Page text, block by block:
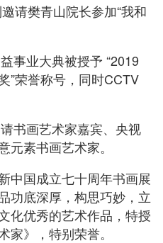
请樊青山院长参加“我和
事业大典被授予 “2019
”荣誉称号，同时CCTV
书画艺术家嘉宾、央视
元素书画艺术家。
中国成立七十周年书画展
功底深厚，构思巧妙，立
化优秀的艺术作品，特授
家》，特别荣誉。